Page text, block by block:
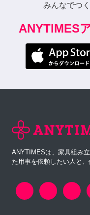
みんなでつ
ANYTIMES
ANYTIMESは、家具組み
た用事を依頼したい人と